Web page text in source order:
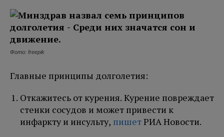
Фото: freepik
Главные принципы долголетия:
Откажитесь от курения. Курение повреждает
стенки сосудов и может привести к
инфаркту и инсульту, пишетРИА Новости.